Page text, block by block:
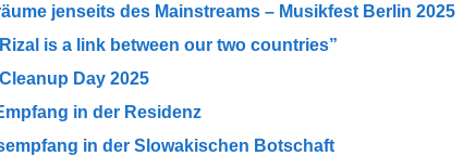
jenseits des Mainstreams – Musikfest Berlin 2025
is a link between our two countries”
Day 2025
in der Residenz
in der Slowakischen Botschaft